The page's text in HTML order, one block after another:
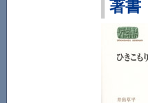
著書